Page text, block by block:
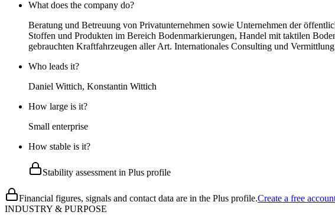
What does the company do?
Beratung und Betreuung von Privatunternehmen sowie Unternehmen der
Stoffen und Produkten im Bereich Bodenmarkierungen, Handel mit taktilen
gebrauchten Kraftfahrzeugen aller Art. Internationales Consulting und
Who leads it?
Daniel Wittich, Konstantin Wittich
How large is it?
Small enterprise
How stable is it?
Stability assessment in Plus profile
Financial figures, signals and contact data are in the Plus profile.Create a free
INDUSTRY & PURPOSE